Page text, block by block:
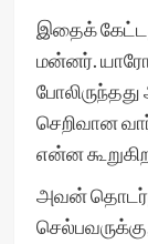
இதைக்
மன்னர். யாரோ
செறிவான
என்ன
அவன்